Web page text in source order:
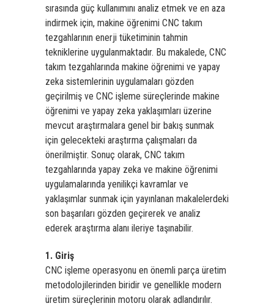
sırasında güç kullanımını analiz etmek ve en aza
indirmek için, makine öğrenimi CNC takım
tezgahlarının enerji tüketiminin tahmin
tekniklerine uygulanmaktadır. Bu makalede, CNC
takım tezgahlarında makine öğrenimi ve yapay
zeka sistemlerinin uygulamaları gözden
geçirilmiş ve CNC işleme süreçlerinde makine
öğrenimi ve yapay zeka yaklaşımları üzerine
mevcut araştırmalara genel bir bakış sunmak
için gelecekteki araştırma çalışmaları da
önerilmiştir. Sonuç olarak, CNC takım
tezgahlarında yapay zeka ve makine öğrenimi
uygulamalarında yenilikçi kavramlar ve
yaklaşımlar sunmak için yayınlanan makalelerdeki
son başarıları gözden geçirerek ve analiz
ederek araştırma alanı ileriye taşınabilir.
1. Giriş
CNC işleme operasyonu en önemli parça üretim
metodolojilerinden biridir ve genellikle modern
üretim süreçlerinin motoru olarak adlandırılır.